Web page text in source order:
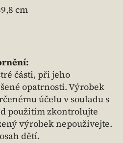
cm
části, při jeho
opatrnosti. Výrobek
účelu v souladu s
použitím zkontrolujte
výrobek nepoužívejte.
dětí.